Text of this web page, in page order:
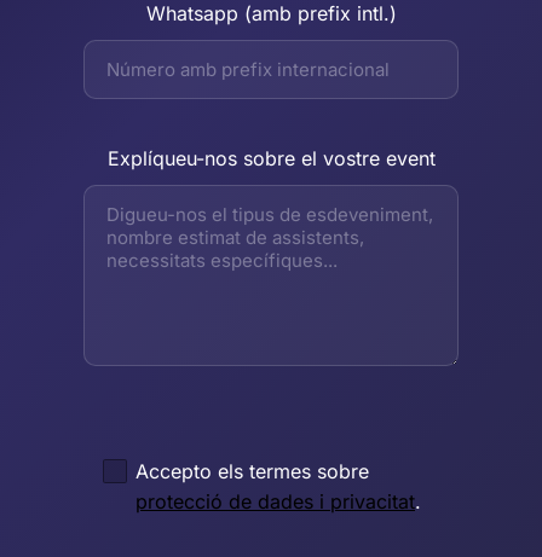
Whatsapp (amb prefix intl.)
Explíqueu-nos sobre el vostre event
Accepto els termes sobre
protecció de dades i privacitat.